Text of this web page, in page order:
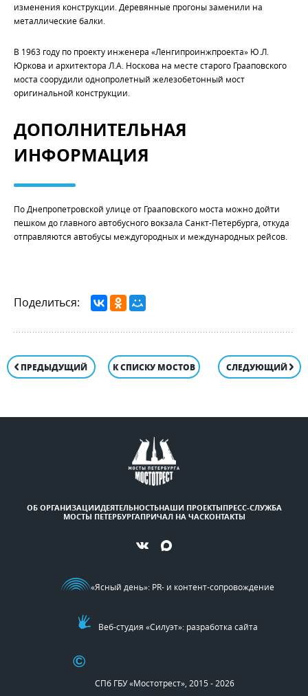
изменения конструкции. Деревянные прогоны заменили на
металлические балки.
В 1963 году по проекту инженера «Ленгипроинжпроекта» Ю.Л.
Юркова и архитектора Л.А. Носкова на месте старого Грааповского
моста соорудили однопролетный железобетонный мост
оригинальной конструкции.
ДОПОЛНИТЕЛЬНАЯ
ИНФОРМАЦИЯ
По Днепропетровской улице от Грааповского моста можно дойти
пешком до главного автобусного вокзала Санкт-Петербурга, откуда
отправляются автобусы междугородных и международных рейсов.
Поделиться:
ПРЕДЫДУЩИЙ К СПИСКУ МОСТОВ СЛЕДУЮЩИЙ
ОБ ОРГАНИЗАЦИИДЕЯТЕЛЬНОСТЬНАШИ ПРОЕКТЫПРЕСС-СЛУЖБА
МОСТЫ ПЕТЕРБУРГАПРИЧАЛ НА ЧАСКОНТАКТЫ
©
СПб ГБУ «Мостотрест», 2015 - 2026
«Ясный день»: PR- и контент-сопровождение
Веб-студия «Силуэт»: разработка сайта